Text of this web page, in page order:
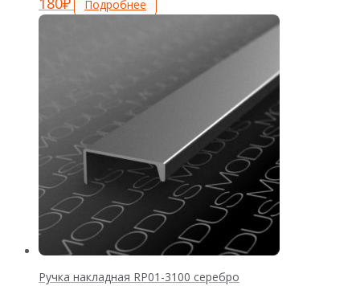
Подробнее
Ручка накладная RP01-3100 серебро